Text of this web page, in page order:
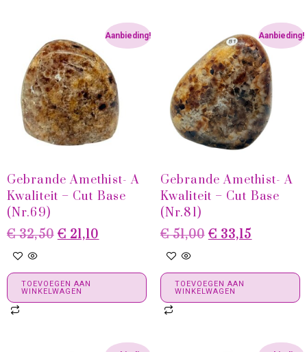
Aanbieding!
Gebrande Amethist- A
Kwaliteit – Cut Base
(Nr.69)
€32,50 € 21,10
TOEVOEGEN AAN
WINKELWAGEN
Aanbieding!
Gebrande Amethist- A
Kwaliteit – Cut Base
(Nr.81)
€51,00 € 33,15
TOEVOEGEN AAN
WINKELWAGEN